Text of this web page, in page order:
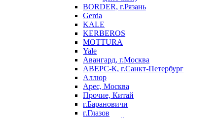
BORDER, г.Рязань
Gerda
KALE
KERBEROS
MOTTURA
Yale
Авангард, г.Москва
АВЕРС-К, г.Санкт-Петербург
Аллюр
Арес, Москва
Прочие, Китай
г.Барановичи
г.Глазов